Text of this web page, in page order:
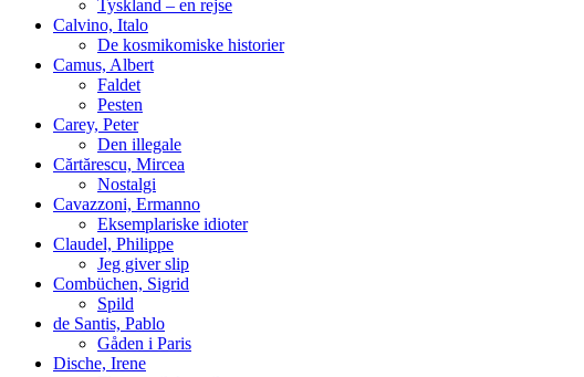
Tyskland – en rejse
Calvino, Italo
De kosmikomiske historier
Camus, Albert
Faldet
Pesten
Carey, Peter
Den illegale
Cărtărescu, Mircea
Nostalgi
Cavazzoni, Ermanno
Eksemplariske idioter
Claudel, Philippe
Jeg giver slip
Combüchen, Sigrid
Spild
de Santis, Pablo
Gåden i Paris
Dische, Irene